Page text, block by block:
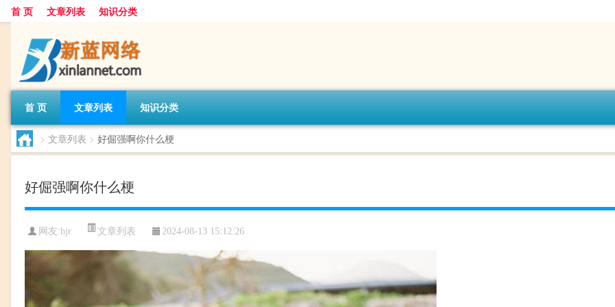
首 页 文章列表 知识分类
首 页 文章列表 知识分类
> 文章列表 > 好倔强啊你什么梗
好倔强啊你什么梗
网友:hjr 文章列表 2024-08-13 15:12:26